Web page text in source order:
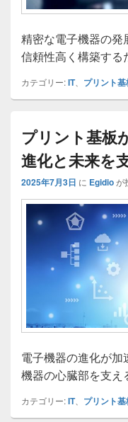
精密な電子機器の発
信頼性高く構築する
カテゴリー:IT、 プリント
プリント基板
進化と未来を
2025年7月3日 に Egidioが
電子機器の進化が
機器の心臓部を支え
カテゴリー:IT、 プリント